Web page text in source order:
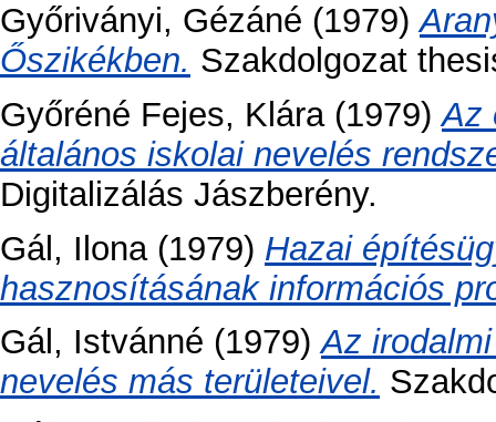
Győriványi, Gézáné (1979)
Őszikékben. Szakdolgozat
Győréné Fejes, Klára(1979)Az
általános iskolai nevelés
Digitalizálás Jászberény.
Gál, Ilona(1979) Hazai
hasznosításának információs
Gál, Istvánné (1979)Az
nevelés más területeivel.